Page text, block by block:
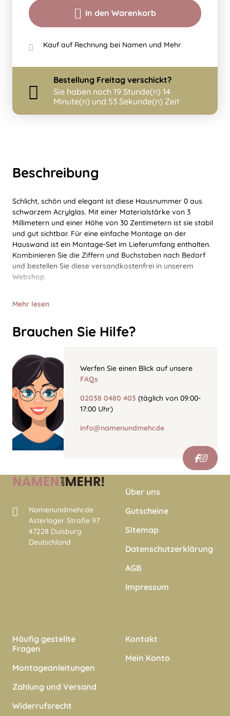
Beschreibung
Schlicht, schön und elegant ist diese Hausnummer 0 aus
schwarzem Acrylglas. Mit einer Materialstärke von 3
Millimetern und einer Höhe von 30 Zentimetern ist sie stabil
und gut sichtbar. Für eine einfache Montage an der
Hauswand ist ein Montage-Set im Lieferumfang enthalten.
Kombinieren Sie die Ziffern und Buchstaben nach Bedarf
und bestellen Sie diese versandkostenfrei in unserem
Webshop.
Mehr lesen
Brauchen Sie Hilfe?
Werfen Sie einen Blick auf unsere
FAQs
02038 0480 403 (täglich von 09:00-
17:00 Uhr)
info@namenundmehr.de
In den Warenkorb
Kauf auf Rechnung bei Namen und Mehr
Bestellung Freitag verschickt?
Sie haben noch 19 Stunde(n) 14
Minute(n) und 53 Sekunde(n) Zeit
Namenundmehr.de
Asterlager Straße 97
47228 Duisburg
Deutschland
Über uns
Gutscheine
Sitemap
Datenschutzerklärung
AGB
Impressum
Häufig gestellte
Fragen
Montageanleitungen
Zahlung und Versand
Widerrufsrecht
Kontakt
Mein Konto